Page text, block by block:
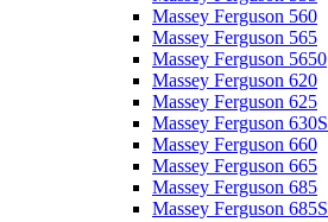
Massey Ferguson 560
Massey Ferguson 565
Massey Ferguson 5650
Massey Ferguson 620
Massey Ferguson 625
Massey Ferguson 630S
Massey Ferguson 660
Massey Ferguson 665
Massey Ferguson 685
Massey Ferguson 685S